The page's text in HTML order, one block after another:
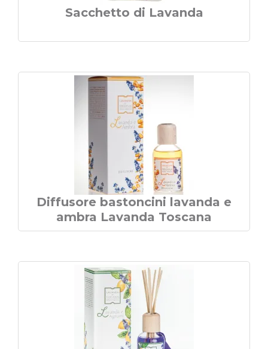
Sacchetto di Lavanda
Diffusore bastoncini lavanda e
ambra Lavanda Toscana